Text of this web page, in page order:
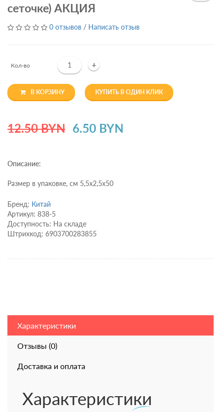
сеточке) АКЦИЯ
0 отзывов / Написать отзыв
Кол-во +
В КОРЗИНУ КУПИТЬ В ОДИН КЛИК
12.50 BYN 6.50 BYN
Описание:
Размер в упаковке, см 5,5х2,5х50
Бренд: Китай
Артикул: 838-5
Доступность: На складе
Штрихкод: 6903700283855
Характеристики
Отзывы (0)
Доставка и оплата
Характеристики